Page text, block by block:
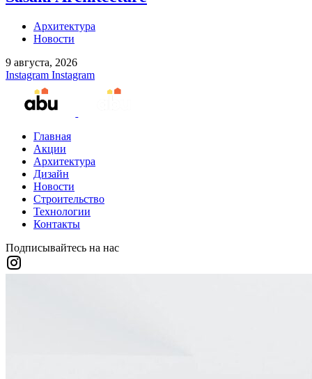
Архитектура
Новости
9 августа, 2026
Instagram Instagram
Главная
Акции
Архитектура
Дизайн
Новости
Строительство
Технологии
Контакты
Подписывайтесь на нас